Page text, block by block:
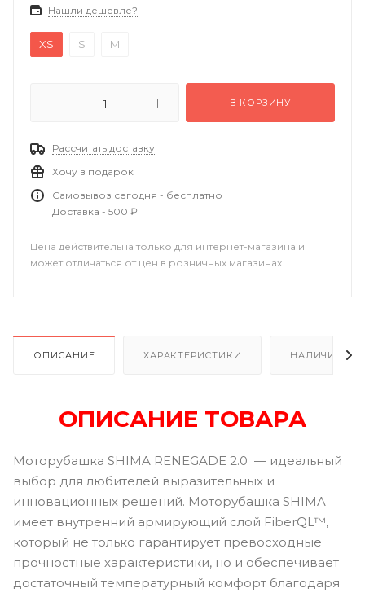
Нашли дешевле?
XS S M
В КОРЗИНУ
Рассчитать доставку
Хочу в подарок
Самовывоз сегодня - бесплатно
Доставка - 500 ₽
Цена действительна только для интернет-магазина и
может отличаться от цен в розничных магазинах
ОПИСАНИЕ ХАРАКТЕРИСТИКИ НАЛИЧИЕ
ОПИСАНИЕ ТОВАРА
Моторубашка SHIMA RENEGADE 2.0 — идеальный
выбор для любителей выразительных и
инновационных решений. Моторубашка SHIMA
имеет внутренний армирующий слой FiberQL™,
который не только гарантирует превосходные
прочностные характеристики, но и обеспечивает
достаточный температурный комфорт благодаря